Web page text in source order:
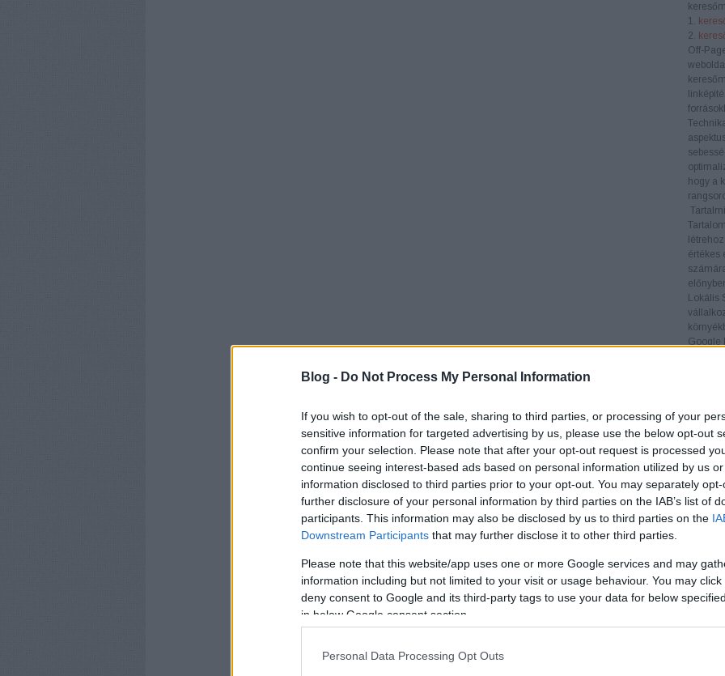
Blog - Do Not Process My Personal Information
If you wish to opt-out of the sale, sharing to third parties, or processing of your
sensitive information for targeted advertising by us, please use the below opt-out
confirm your selection. Please note that after your opt-out request is processed
continue seeing interest-based ads based on personal information utilized by us
information disclosed to third parties prior to your opt-out. You may separately
further disclosure of your personal information by third parties on the IAB’s list of
participants. This information may also be disclosed by us to third parties on the
Downstream Participants that may further disclose it to other third parties.
Please note that this website/app uses one or more Google services and may
information including but not limited to your visit or usage behaviour. You may
deny consent to Google and its third-party tags to use your data for below
in below Google consent section.
Personal Data Processing Opt Outs
1.
2.
Off-
hogy a
értékes
Lokális
Google
5.
8.
9.
10.
SEO
segít